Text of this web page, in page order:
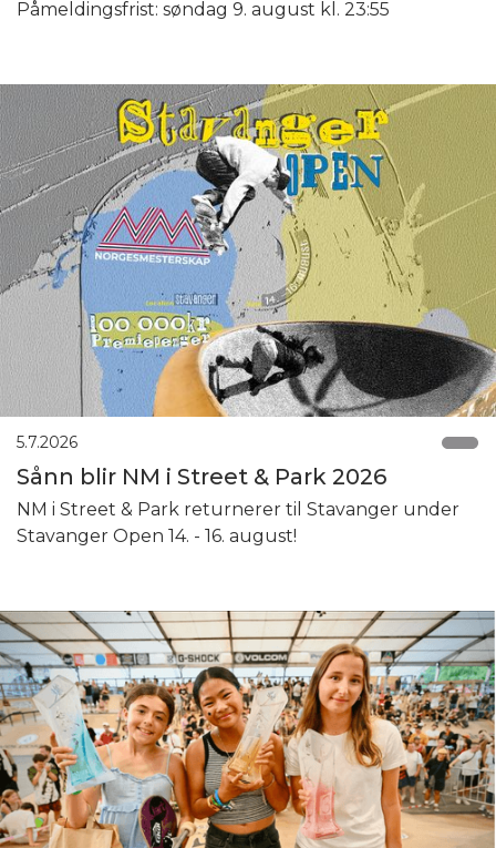
Påmeldingsfrist: søndag 9. august kl. 23:55
5.7.2026
Sånn blir NM i Street & Park 2026
NM i Street & Park returnerer til Stavanger under
Stavanger Open 14. - 16. august!